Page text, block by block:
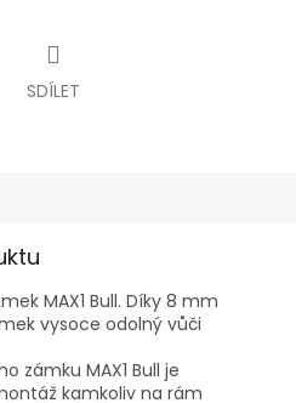
SDÍLET
MAX1 Bull. Díky 8 mm
vysoce odolný vůči
zámku MAX1 Bull je
kamkoliv na rám